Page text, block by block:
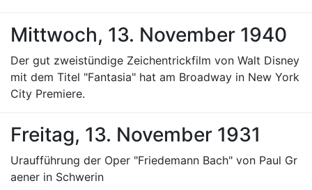
Mittwoch, 13. November 1940
Der gut zweistündige Zeichentrickfilm von Walt Disney
mit dem Titel "Fantasia" hat am Broadway in New York
City Premiere.
Freitag, 13. November 1931
Uraufführung der Oper "Friedemann Bach" von Paul Gr
aener in Schwerin